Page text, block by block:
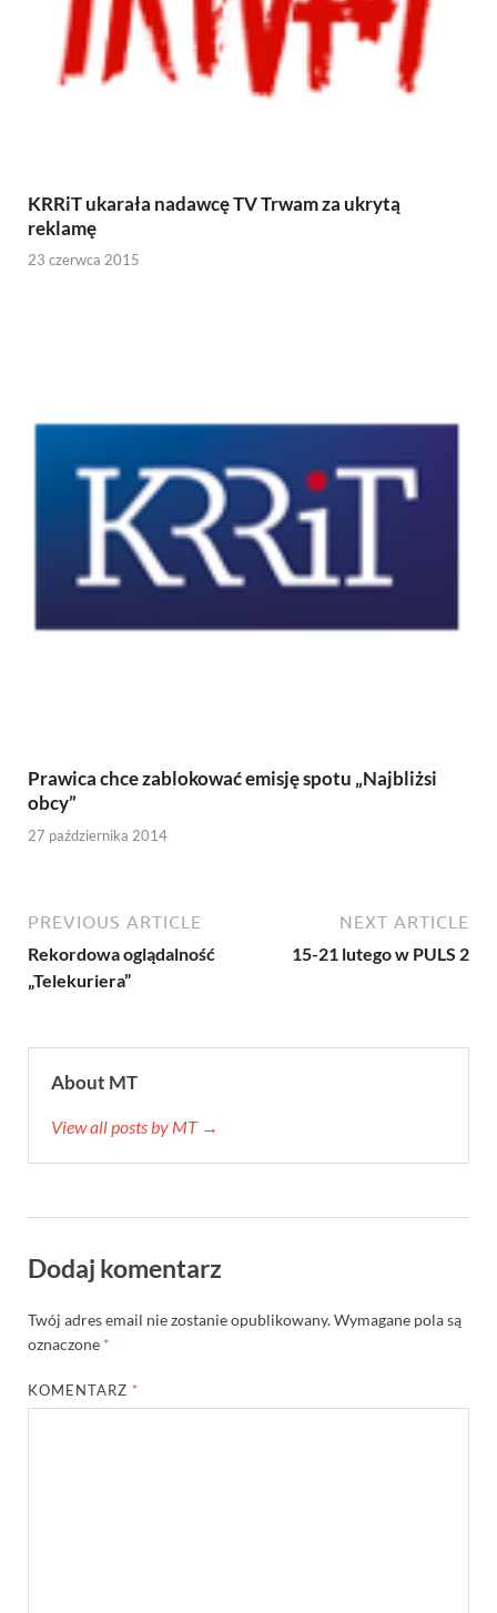
KRRiT ukarała nadawcę TV Trwam za ukrytą
reklamę
23 czerwca 2015
Prawica chce zablokować emisję spotu „Najbliżsi
obcy”
27 października 2014
PREVIOUS ARTICLE
Rekordowa oglądalność
„Telekuriera”
NEXT ARTICLE
15-21 lutego w PULS 2
About MT
View all posts by MT →
Dodaj komentarz
Twój adres email nie zostanie opublikowany.Wymagane pola są
oznaczone *
KOMENTARZ *